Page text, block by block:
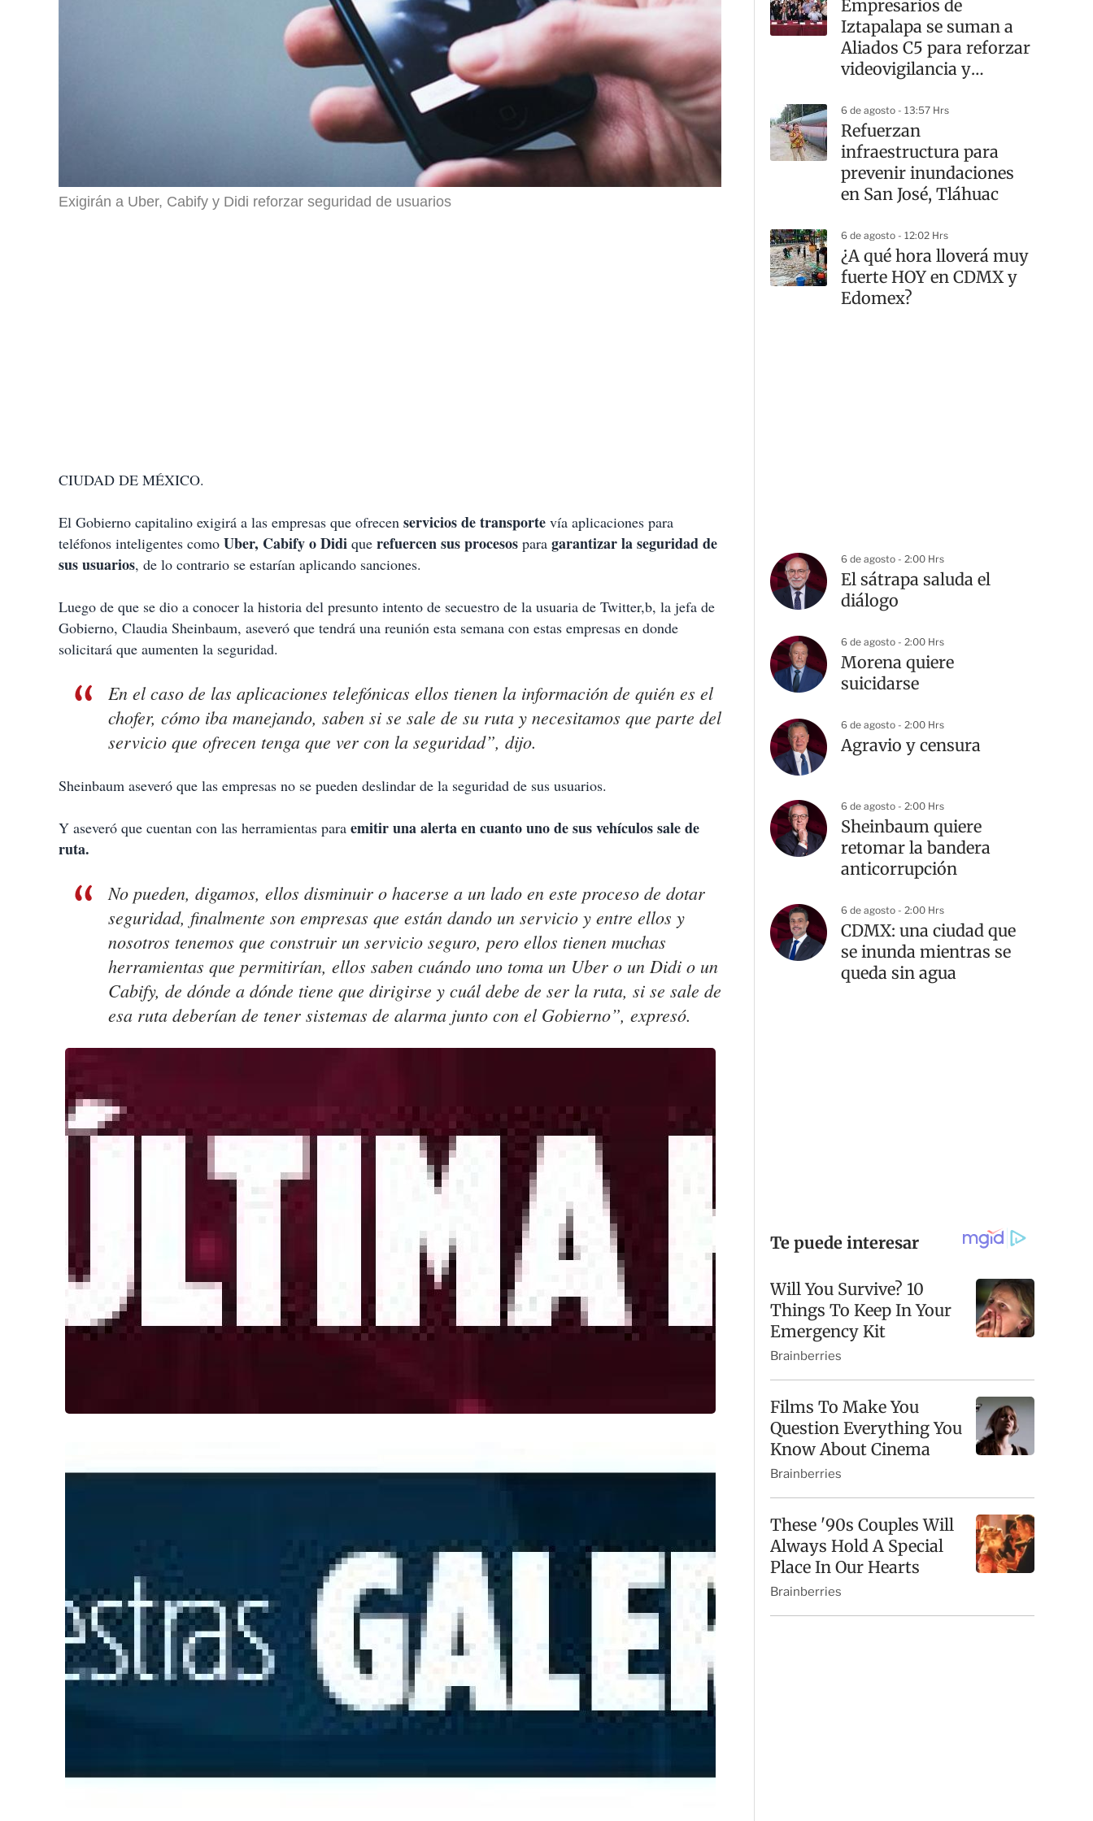
Exigirán a Uber, Cabify y Didi reforzar seguridad de usuarios
CIUDAD DE MÉXICO.
El Gobierno capitalino exigirá a las empresas que ofrecen servicios de transporte vía aplicaciones para
teléfonos inteligentes como Uber, Cabify o Didi que refuercen sus procesos para garantizar la seguridad de
sus usuarios, de lo contrario se estarían aplicando sanciones.
Luego de que se dio a conocer la historia del presunto intento de secuestro de la usuaria de Twitter,b, la jefa de
Gobierno, Claudia Sheinbaum, aseveró que tendrá una reunión esta semana con estas empresas en donde
solicitará que aumenten la seguridad.
En el caso de las aplicaciones telefónicas ellos tienen la información de quién es el
chofer, cómo iba manejando, saben si se sale de su ruta y necesitamos que parte del
servicio que ofrecen tenga que ver con la seguridad”, dijo.
Sheinbaum aseveró que las empresas no se pueden deslindar de la seguridad de sus usuarios.
Y aseveró que cuentan con las herramientas para emitir una alerta en cuanto uno de sus vehículos sale de
ruta.
No pueden, digamos, ellos disminuir o hacerse a un lado en este proceso de dotar
seguridad, finalmente son empresas que están dando un servicio y entre ellos y
nosotros tenemos que construir un servicio seguro, pero ellos tienen muchas
herramientas que permitirían, ellos saben cuándo uno toma un Uber o un Didi o un
Cabify, de dónde a dónde tiene que dirigirse y cuál debe de ser la ruta, si se sale de
esa ruta deberían de tener sistemas de alarma junto con el Gobierno”, expresó.
Empresarios de
Iztapalapa se suman a
Aliados C5 para reforzar
videovigilancia y
6 de agosto - 13:57 Hrs
Refuerzan
infraestructura para
prevenir inundaciones
en San José, Tláhuac
6 de agosto - 12:02 Hrs
¿A qué hora lloverá muy
fuerte HOY en CDMX y
Edomex?
6 de agosto - 2:00 Hrs
El sátrapa saluda el
diálogo
6 de agosto - 2:00 Hrs
Morena quiere
suicidarse
6 de agosto - 2:00 Hrs
Agravio y censura
6 de agosto - 2:00 Hrs
Sheinbaum quiere
retomar la bandera
anticorrupción
6 de agosto - 2:00 Hrs
CDMX: una ciudad que
se inunda mientras se
queda sin agua